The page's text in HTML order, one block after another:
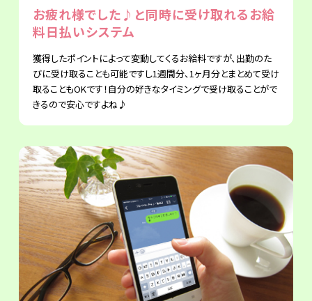
お疲れ様でした♪と同時に受け取れるお給
料日払いシステム
獲得したポイントによって変動してくるお給料ですが、出勤のた
びに受け取ることも可能ですし1週間分、1ヶ月分とまとめて受け
取ることもOKです！自分の好きなタイミングで受け取ることがで
きるので安心ですよね♪